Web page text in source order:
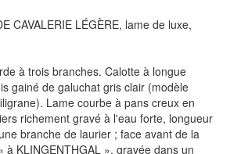
CAVALERIE LÉGÈRE, lame de luxe,
à trois branches. Calotte à longue
gainé de galuchat gris clair (modèle
Lame courbe à pans creux en
richement gravé à l'eau forte, longueur
branche de laurier ; face avant de la
à KLINGENTHGAL », gravée dans un